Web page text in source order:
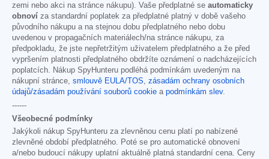
zemi nebo akci na stránce nákupu). Vaše předplatné se automaticky
obnoví za standardní poplatek za předplatné platný v době vašeho
původního nákupu a na stejnou dobu předplatného nebo dobu
uvedenou v propagačních materiálech/na stránce nákupu, za
předpokladu, že jste nepřetržitým uživatelem předplatného a že před
vypršením platnosti předplatného obdržíte oznámení o nadcházejících
poplatcích. Nákup SpyHunteru podléhá podmínkám uvedeným na
nákupní stránce, smlouvě EULA/TOS, zásadám ochrany osobních
údajů/zásadám používání souborů cookie a podmínkám slev.
------
Všeobecné podmínky
Jakýkoli nákup SpyHunteru za zlevněnou cenu platí po nabízené
zlevněné období předplatného. Poté se pro automatické obnovení
a/nebo budoucí nákupy uplatní aktuálně platná standardní cena. Ceny